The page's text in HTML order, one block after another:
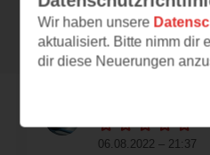
06.08.2022 – 21:37
Wir haben unsere
aktualisiert. Bitte nimm dir
dir diese Neuerungen